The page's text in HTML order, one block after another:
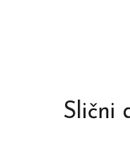
Slični